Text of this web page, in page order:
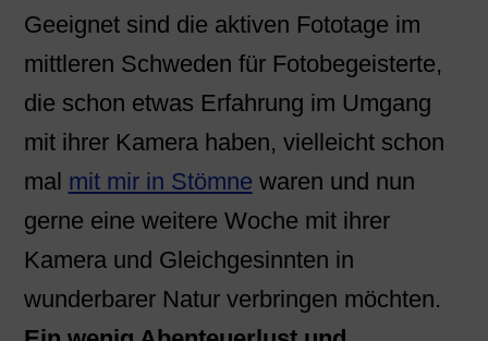
Geeignet sind die aktiven Fototage im
mittleren Schweden für Fotobegeisterte,
die schon etwas Erfahrung im Umgang
mit ihrer Kamera haben, vielleicht schon
mal mit mir in Stömne waren und nun
gerne eine weitere Woche mit ihrer
Kamera und Gleichgesinnten in
wunderbarer Natur verbringen möchten.